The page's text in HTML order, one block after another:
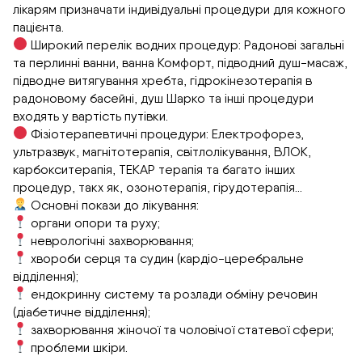
лікарям призначати індивідуальні процедури для кожного
пацієнта.
Широкий перелік водних процедур: Радонові загальні
та перлинні ванни, ванна Комфорт, підводний душ-масаж,
підводне витягування хребта, гідрокінезотерапія в
радоновому басейні, душ Шарко та інші процедури
входять у вартість путівки.
Фізіотерапевтичні процедури: Електрофорез,
ультразвук, магнітотерапія, світлолікування, ВЛОК,
карбокситерапія, ТЕКАР терапія та багато інших
процедур, такх як, озонотерапія, гірудотерапія…
Основні покази до лікування:
органи опори та руху;
неврологічні захворювання;
хвороби серця та судин (кардіо-церебральне
відділення);
ендокринну систему та розлади обміну речовин
(діабетичне відділення);
захворювання жіночої та чоловічої статевої сфери;
проблеми шкіри.